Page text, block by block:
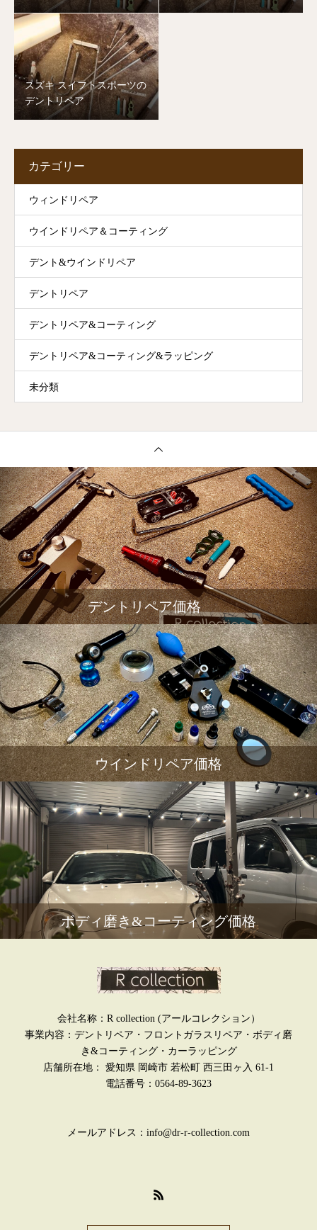
スズキ スイフトスポーツの
デントリペア
カテゴリー
ウィンドリペア
ウインドリペア＆コーティング
デント&ウインドリペア
デントリペア
デントリペア&コーティング
デントリペア&コーティング&ラッピング
未分類
デントリペア価格
ウインドリペア価格
ボディ磨き&コーティング価格
会社名称：R collection (アールコレクション）
事業内容：デントリペア・フロントガラスリペア・ボディ磨
き&コーティング・カーラッピング
店舗所在地： 愛知県 岡崎市 若松町 西三田ヶ入 61-1
電話番号：0564-89-3623
メールアドレス：info@dr-r-collection.com